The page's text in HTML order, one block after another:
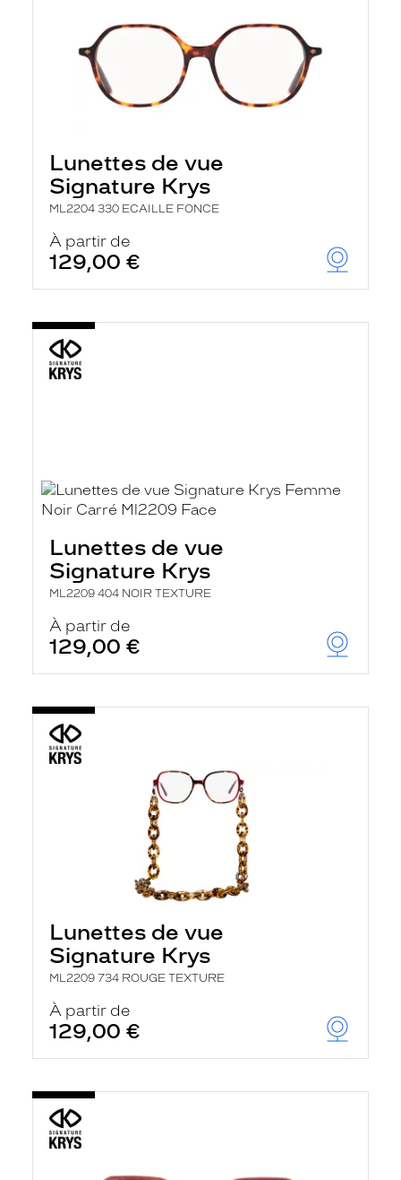
Lunettes de vue
Signature Krys
ML2204 330 ECAILLE FONCE
À partir de
129,00 €
Lunettes de vue
Signature Krys
ML2209 404 NOIR TEXTURE
À partir de
129,00 €
Lunettes de vue
Signature Krys
ML2209 734 ROUGE TEXTURE
À partir de
129,00 €